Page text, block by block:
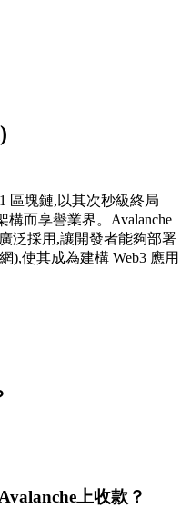
區塊鏈,以其次秒級終局
而享譽業界。Avalanche
泛採用,讓開發者能夠部署
),使其成為建構 Web3 應用
上收款？